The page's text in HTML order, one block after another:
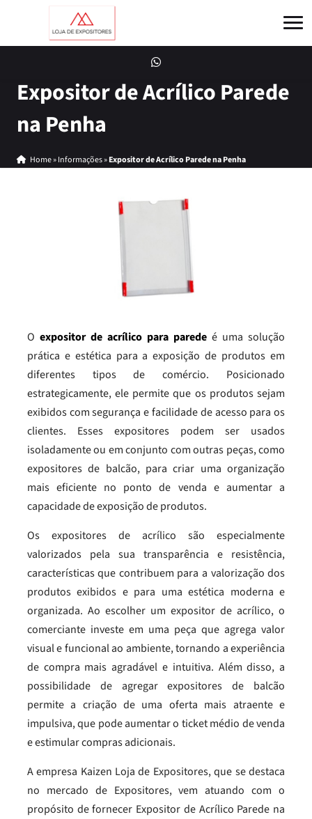
Expositor de Acrílico Parede
na Penha
Home»Informações»Expositor de Acrílico Parede na Penha
O expositor de acrílico para parede é uma solução
prática e estética para a exposição de produtos em
diferentes tipos de comércio. Posicionado
estrategicamente, ele permite que os produtos sejam
exibidos com segurança e facilidade de acesso para os
clientes. Esses expositores podem ser usados
isoladamente ou em conjunto com outras peças, como
expositores de balcão, para criar uma organização
mais eficiente no ponto de venda e aumentar a
capacidade de exposição de produtos.
Os expositores de acrílico são especialmente
valorizados pela sua transparência e resistência,
características que contribuem para a valorização dos
produtos exibidos e para uma estética moderna e
organizada. Ao escolher um expositor de acrílico, o
comerciante investe em uma peça que agrega valor
visual e funcional ao ambiente, tornando a experiência
de compra mais agradável e intuitiva. Além disso, a
possibilidade de agregar expositores de balcão
permite a criação de uma oferta mais atraente e
impulsiva, que pode aumentar o ticket médio de venda
e estimular compras adicionais.
A empresa Kaizen Loja de Expositores, que se destaca
no mercado de Expositores, vem atuando com o
propósito de fornecer Expositor de Acrílico Parede na